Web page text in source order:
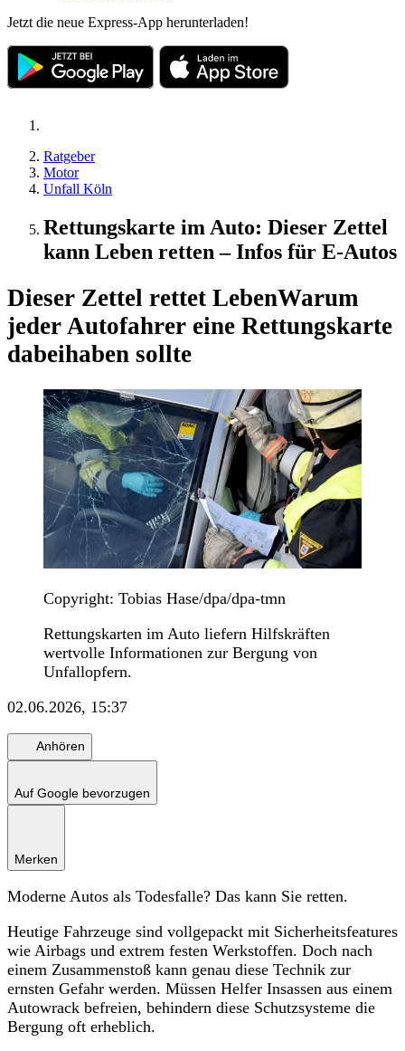
Jetzt die neue Express-App herunterladen!
Ratgeber
Motor
Unfall Köln
Rettungskarte im Auto: Dieser Zettel
kann Leben retten – Infos für E-Autos
Dieser Zettel rettet LebenWarum
jeder Autofahrer eine Rettungskarte
dabeihaben sollte
Copyright: Tobias Hase/dpa/dpa-tmn
Rettungskarten im Auto liefern Hilfskräften
wertvolle Informationen zur Bergung von
Unfallopfern.
02.06.2026, 15:37
Anhören
Auf Google bevorzugen
Merken
Moderne Autos als Todesfalle? Das kann Sie retten.
Heutige Fahrzeuge sind vollgepackt mit Sicherheitsfeatures
wie Airbags und extrem festen Werkstoffen. Doch nach
einem Zusammenstoß kann genau diese Technik zur
ernsten Gefahr werden. Müssen Helfer Insassen aus einem
Autowrack befreien, behindern diese Schutzsysteme die
Bergung oft erheblich.